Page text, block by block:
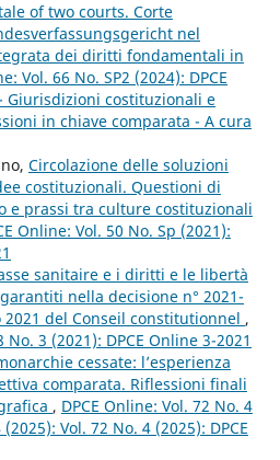
of two courts. Corte
nel
dei diritti fondamentali in
Vol. 66 No. SP2 (2024): DPCE
Giurisdizioni costituzionali e
in chiave comparata - A cura
Circolazione delle soluzioni
costituzionali. Questioni di
e prassi tra culture costituzionali
Online: Vol. 50 No. Sp (2021):
sanitaire e i diritti e le libertà
nella decisione n° 2021-
2021 del Conseil constitutionnel ,
No. 3 (2021): DPCE Online 3-2021
cessate: l’esperienza
comparata. Riflessioni finali
, DPCE Online: Vol. 72 No. 4
Vol. 72 No. 4 (2025): DPCE